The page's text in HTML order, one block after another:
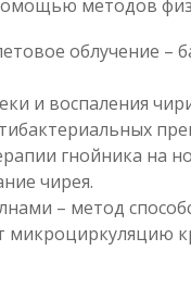
методов
облучение –
и воспаления
гнойника на
чирея.
– метод
микроциркуляцию